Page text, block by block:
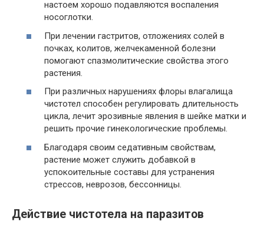
настоем хорошо подавляются воспаления
носоглотки.
При лечении гастритов, отложениях солей в
почках, колитов, желчекаменной болезни
помогают спазмолитические свойства этого
растения.
При различных нарушениях флоры влагалища
чистотел способен регулировать длительность
цикла, лечит эрозивные явления в шейке матки и
решить прочие гинекологические проблемы.
Благодаря своим седативным свойствам,
растение может служить добавкой в
успокоительные составы для устранения
стрессов, неврозов, бессонницы.
Действие чистотела на паразитов